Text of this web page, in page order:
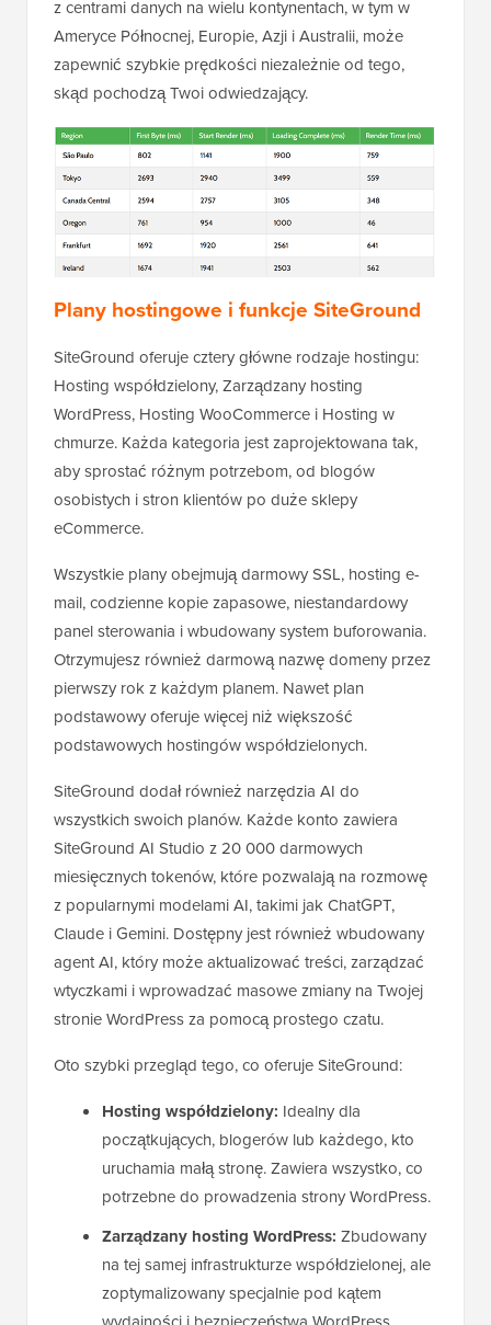
z centrami danych na wielu kontynentach, w tym w
Ameryce Północnej, Europie, Azji i Australii, może
zapewnić szybkie prędkości niezależnie od tego,
skąd pochodzą Twoi odwiedzający.
Plany hostingowe i funkcje SiteGround
SiteGround oferuje cztery główne rodzaje hostingu:
Hosting współdzielony, Zarządzany hosting
WordPress, Hosting WooCommerce i Hosting w
chmurze. Każda kategoria jest zaprojektowana tak,
aby sprostać różnym potrzebom, od blogów
osobistych i stron klientów po duże sklepy
eCommerce.
Wszystkie plany obejmują darmowy SSL, hosting e-
mail, codzienne kopie zapasowe, niestandardowy
panel sterowania i wbudowany system buforowania.
Otrzymujesz również darmową nazwę domeny przez
pierwszy rok z każdym planem. Nawet plan
podstawowy oferuje więcej niż większość
podstawowych hostingów współdzielonych.
SiteGround dodał również narzędzia AI do
wszystkich swoich planów. Każde konto zawiera
SiteGround AI Studio z 20 000 darmowych
miesięcznych tokenów, które pozwalają na rozmowę
z popularnymi modelami AI, takimi jak ChatGPT,
Claude i Gemini. Dostępny jest również wbudowany
agent AI, który może aktualizować treści, zarządzać
wtyczkami i wprowadzać masowe zmiany na Twojej
stronie WordPress za pomocą prostego czatu.
Oto szybki przegląd tego, co oferuje SiteGround:
Hosting współdzielony: Idealny dla
początkujących, blogerów lub każdego, kto
uruchamia małą stronę. Zawiera wszystko, co
potrzebne do prowadzenia strony WordPress.
Zarządzany hosting WordPress: Zbudowany
na tej samej infrastrukturze współdzielonej, ale
zoptymalizowany specjalnie pod kątem